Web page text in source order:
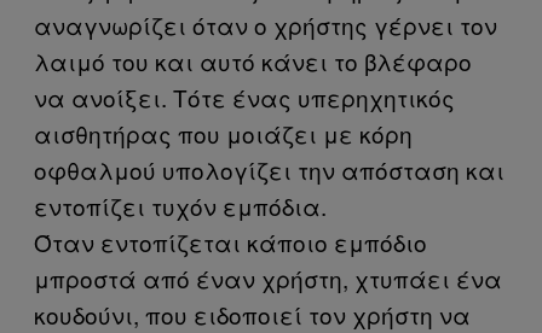
αναγνωρίζει όταν ο χρήστης γέρνει τον
λαιμό του και αυτό κάνει το βλέφαρο
να ανοίξει. Τότε ένας υπερηχητικός
αισθητήρας που μοιάζει με κόρη
οφθαλμού υπολογίζει την απόσταση και
εντοπίζει τυχόν εμπόδια.
Όταν εντοπίζεται κάποιο εμπόδιο
μπροστά από έναν χρήστη, χτυπάει ένα
κουδούνι, που ειδοποιεί τον χρήστη να